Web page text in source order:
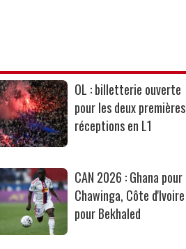
OL : billetterie ouverte
pour les deux premières
réceptions en L1
CAN 2026 : Ghana pour
Chawinga, Côte d'Ivoire
pour Bekhaled